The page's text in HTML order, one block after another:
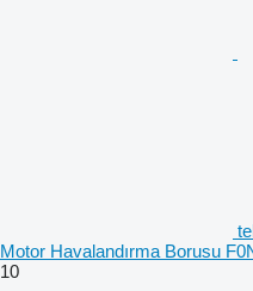
Motor Havalandırma Borusu
10